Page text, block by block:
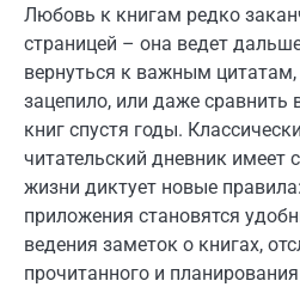
Любовь к книгам редко
страницей – она ведет
вернуться к важным
зацепило, или даже сравнить
книг спустя годы.
читательский дневник имеет
жизни диктует новые
приложения становятся
ведения заметок о книгах,
прочитанного и